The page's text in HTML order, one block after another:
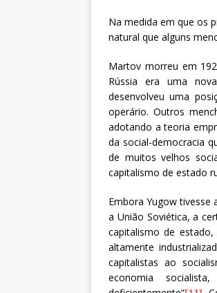
Na medida em que os
natural que alguns
Martov morreu em
Rússia era uma
desenvolveu uma
operário. Outros
adotando a teoria
da social-democracia
de muitos velhos
capitalismo de estado
Embora Yugow
a União Soviética, a
capitalismo de
altamente
capitalistas ao
economia